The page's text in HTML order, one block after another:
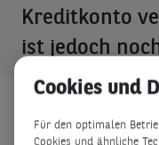
Kreditkonto
ist jedoch
Bitte füllen Sie
Cookies und
Für den optimalen
Cookies und ähnliche